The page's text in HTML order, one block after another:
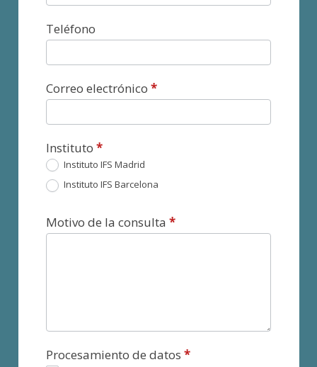
Teléfono
Correo electrónico*
Instituto*
Instituto IFS Madrid
Instituto IFS Barcelona
Motivo de la consulta*
Procesamiento de datos*